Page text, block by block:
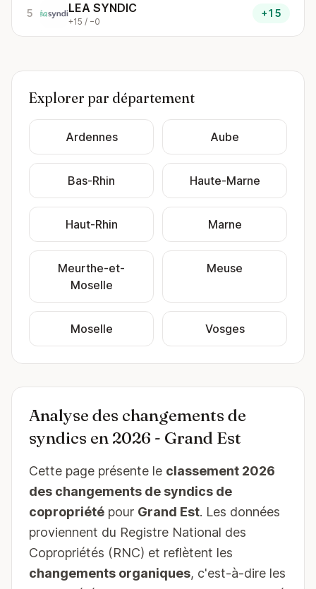
5 LEA SYNDIC
+15 / −0
+15
Explorer par département
Ardennes Aube
Bas-Rhin Haute-Marne
Haut-Rhin Marne
Meurthe-et-
Moselle
Meuse
Moselle Vosges
Analyse des changements de
syndics en 2026 - Grand Est
Cette page présente le classement 2026
des changements de syndics de
copropriété pour Grand Est. Les données
proviennent du Registre National des
Copropriétés (RNC) et reflètent les
changements organiques, c'est-à-dire les